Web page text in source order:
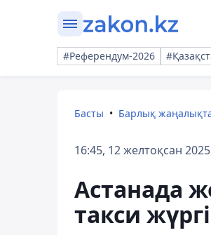
#Референдум-2026
Басты Барлық
16:45, 12 желтоқсан 2025
Астанада
такси